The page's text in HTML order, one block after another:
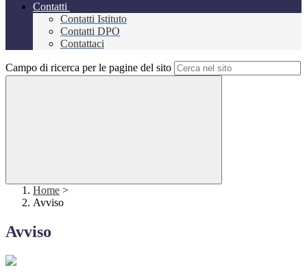
Contatti
Contatti Istituto
Contatti DPO
Contattaci
Campo di ricerca per le pagine del sito
Home >
Avviso
Avviso